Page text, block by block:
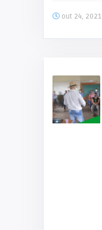
out 24, 2021